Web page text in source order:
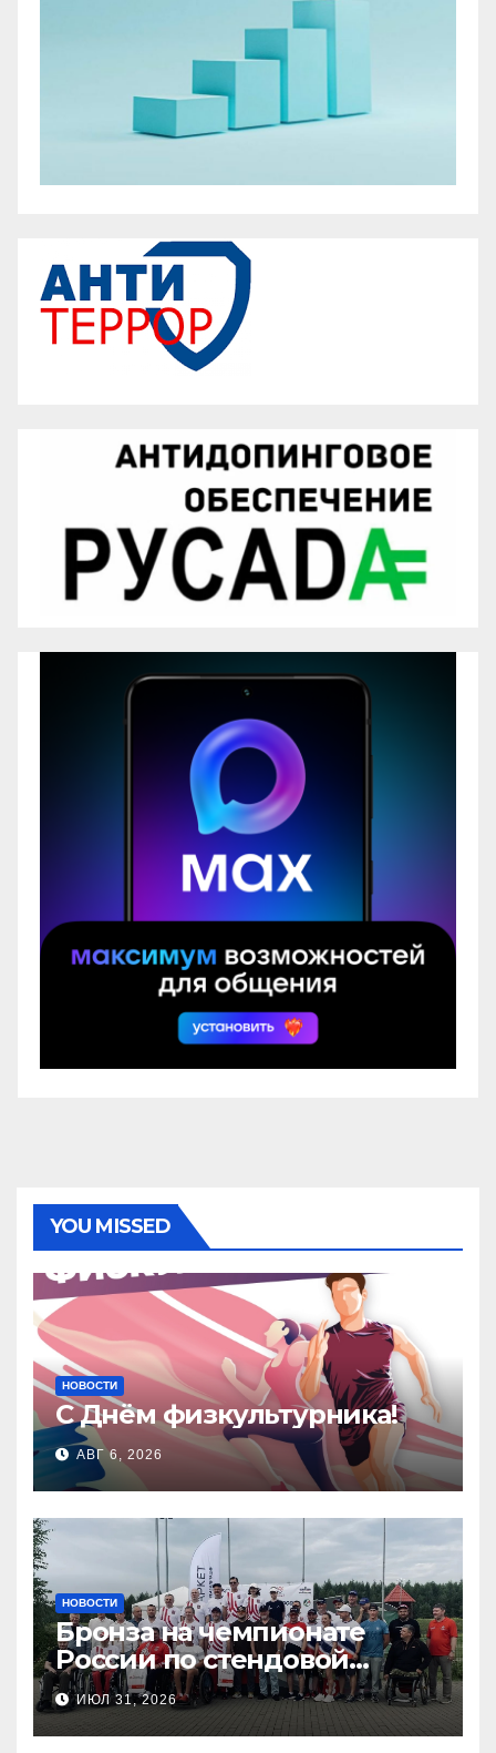
YOU MISSED
НОВОСТИ
С Днём физкультурника!
АВГ 6, 2026
НОВОСТИ
Бронза на чемпионате
России по стендовой
стрельбе
ИЮЛ 31, 2026